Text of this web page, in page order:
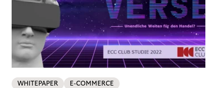
WHITEPAPER E-COMMERCE